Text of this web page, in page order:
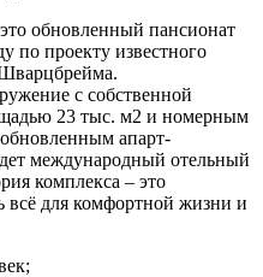
обновленный пансионат
по проекту известного
с собственной
23 тыс. м2 и номерным
апарт-
международный отельный
комплекса – это
всё для комфортной жизни и